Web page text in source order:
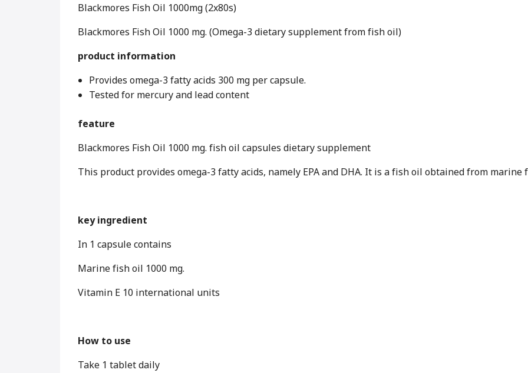
Blackmores Fish Oil 1000mg (2x80s)
Blackmores Fish Oil 1000 mg. (Omega-3 dietary supplement from fish oil)
product information
Provides omega-3 fatty acids 300 mg per capsule.
Tested for mercury and lead content
feature
Blackmores Fish Oil 1000 mg. fish oil capsules dietary supplement
This product provides omega-3 fatty acids, namely EPA and DHA. It is a fish oil obtained from marine
key ingredient
In 1 capsule contains
Marine fish oil 1000 mg.
Vitamin E 10 international units
How to use
Take 1 tablet daily